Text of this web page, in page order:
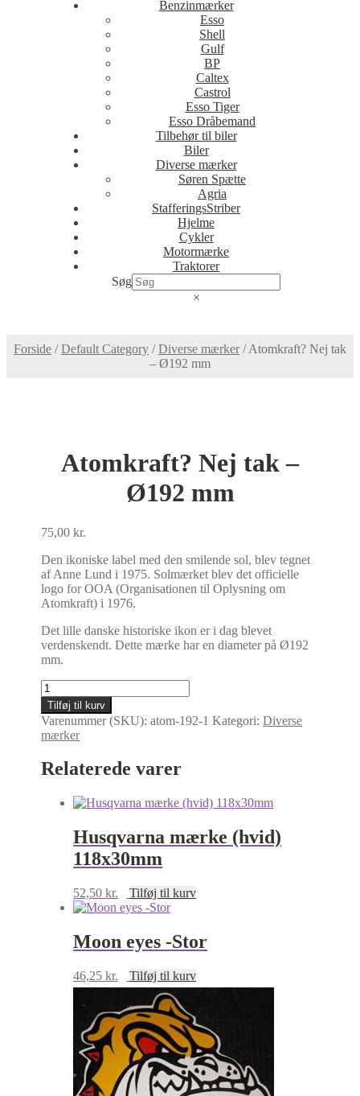
Benzinmærker
Esso
Shell
Gulf
BP
Caltex
Castrol
Esso Tiger
Esso Dråbemand
Tilbehør til biler
Biler
Diverse mærker
Søren Spætte
Agria
StafferingsStriber
Hjelme
Cykler
Motormærke
Traktorer
Søg
×
Forside /Default Category /Diverse mærker /Atomkraft? Nej tak
– Ø192 mm
Atomkraft? Nej tak –
Ø192 mm
75,00kr.
Den ikoniske label med den smilende sol, blev tegnet
af Anne Lund i 1975. Solmærket blev det officielle
logo for OOA (Organisationen til Oplysning om
Atomkraft) i 1976.
Det lille danske historiske ikon er i dag blevet
verdenskendt. Dette mærke har en diameter på Ø192
mm.
Atomkraft?
Nej
tak
–
Ø192
antal
Tilføj til kurv
Varenummer (SKU):atom-192-1 Kategori:Diverse
mærker
Relaterede varer
Husqvarna mærke (hvid)
118x30mm
52,50kr. Tilføj til kurv
Moon eyes -Stor
46,25kr. Tilføj til kurv